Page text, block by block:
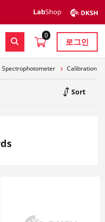
0
로그인
Spectrophotometer Calibration
Sort